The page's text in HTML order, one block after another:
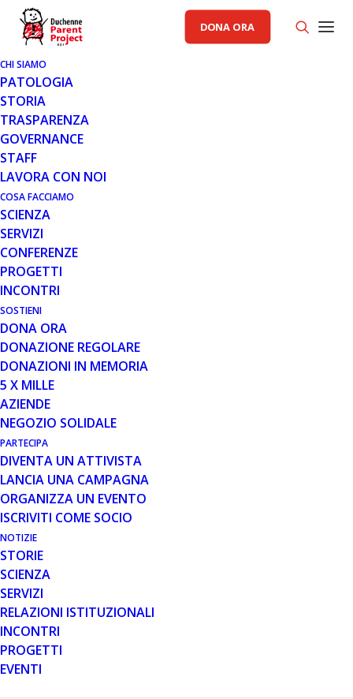
DONA ORA
CHI SIAMO
PATOLOGIA
STORIA
TRASPARENZA
GOVERNANCE
STAFF
LAVORA CON NOI
COSA FACCIAMO
SCIENZA
SERVIZI
CONFERENZE
PROGETTI
INCONTRI
SOSTIENI
DONA ORA
DONAZIONE REGOLARE
DONAZIONI IN MEMORIA
5 X MILLE
AZIENDE
NEGOZIO SOLIDALE
PARTECIPA
DIVENTA UN ATTIVISTA
LANCIA UNA CAMPAGNA
ORGANIZZA UN EVENTO
ISCRIVITI COME SOCIO
NOTIZIE
STORIE
SCIENZA
SERVIZI
RELAZIONI ISTITUZIONALI
INCONTRI
PROGETTI
EVENTI
AREA SCIENZA PP
9 GEN 2021
SAREPTA THERAPEUTICS
ANNUNCIA I RISULTATI DELLA
PARTE 1 DELLO STUDIO 102 CON
SRP-9001, LA TERAPIA GENICA
PER IL TRATTAMENTO DELLA
DISTROFIA MUSCOLARE DI
DUCHENNE.
In un comunicato diffuso il 7 gennaio, l’azienda Sarepta
Therapeutics annuncia i primi risultati relativi alla prima
parte dello studio 102 di terapia genica con SRP-9001,
uno studio randomizzato, in doppio cieco controllato
con placebo che valuta la sicurezza, l’efficacia e la
tollerabilità di un singolo dosaggio di SRP-9001 in 41
pazienti.
I dati diffusi si riferiscono ai due obiettivi principali dello
studio, quello biologico – ovvero dimostrare un aumento
nei livelli di espressione di distrofina rispetto a inizio
studio nei pazienti trattati con SRP-9001 – e quello
funzionale, ossia mostrare una differenza